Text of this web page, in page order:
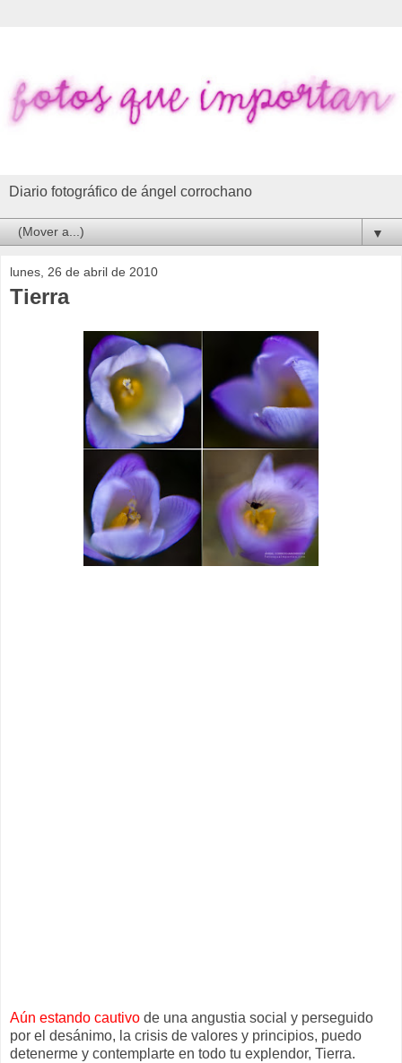
Diario fotográfico de ángel corrochano
▼
lunes, 26 de abril de 2010
Tierra
Aún estando cautivo de una angustia social y perseguido
por el desánimo, la crisis de valores y principios, puedo
detenerme y contemplarte en todo tu explendor, Tierra.